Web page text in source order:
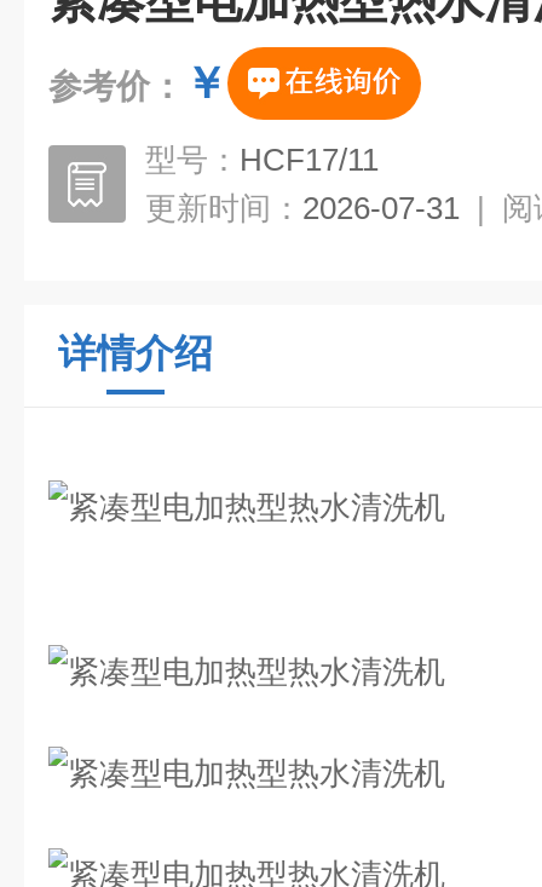
参考价： ￥
型号： HCF17/11
更新时间： 2026-07-31 | 阅
详情介绍